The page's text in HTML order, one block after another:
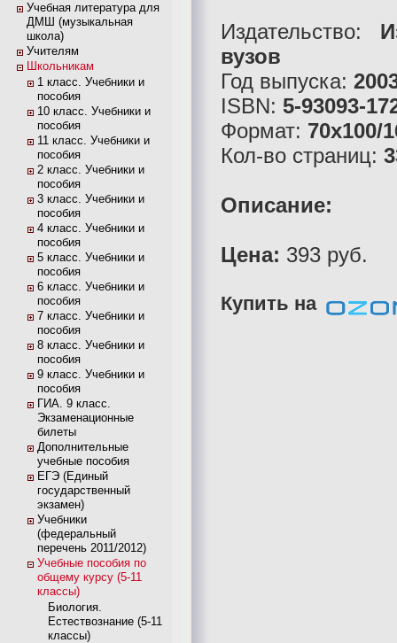
Учебная литература для
ДМШ (музыкальная
школа)
Учителям
Школьникам
1 класс. Учебники и
пособия
10 класс. Учебники и
пособия
11 класс. Учебники и
пособия
2 класс. Учебники и
пособия
3 класс. Учебники и
пособия
4 класс. Учебники и
пособия
5 класс. Учебники и
пособия
6 класс. Учебники и
пособия
7 класс. Учебники и
пособия
8 класс. Учебники и
пособия
9 класс. Учебники и
пособия
ГИА. 9 класс.
Экзаменационные
билеты
Дополнительные
учебные пособия
ЕГЭ (Единый
государственный
экзамен)
Учебники
(федеральный
перечень 2011/2012)
Учебные пособия по
общему курсу (5-11
классы)
Биология.
Естествознание (5-11
классы)
Издательство:
вузов
Год выпуска:
ISBN: 5-93093-
Формат: 70x100/
Кол-во страниц:
Описание:
Цена: 393 руб.
Купить на